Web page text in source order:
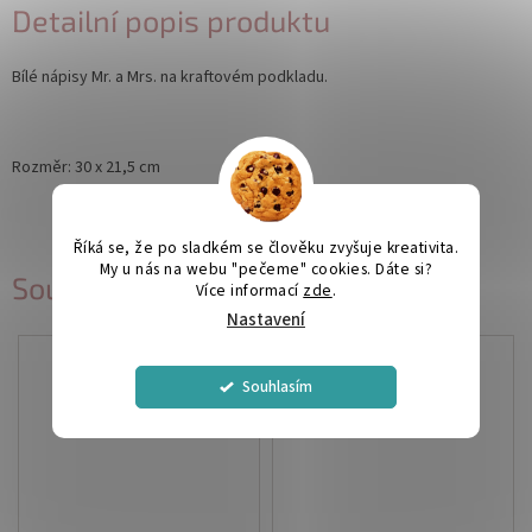
Říká se, že po sladkém se člověku zvyšuje kreativita.
My u nás na webu "pečeme" cookies. Dáte si?
Více informací zde.
Nastavení
Souhlasím
Související produkty
Detailní popis produktu
Bílé nápisy Mr. a Mrs. na kraftovém podkladu.
Rozměr: 30 x 21,5 cm